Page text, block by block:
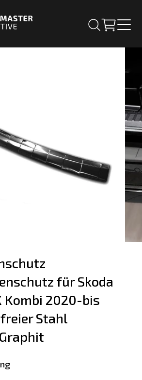
für Skoda
Kombi 2020-bis
Stahl